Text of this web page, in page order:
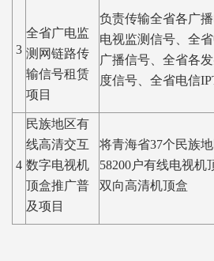
3
全省广电监
测网链路传
输信号租赁
项目
负责传输全省各广
电视监测信号、全
广播信号、全省各
度信号、全省电信
4
民族地区有
线高清交互
数字电视机
顶盒推广普
及项目
将青海省37个民族
58200户有线电视机
双向高清机顶盒